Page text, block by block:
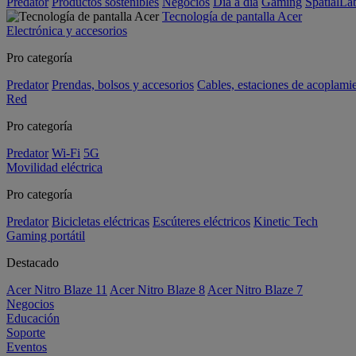
Tecnología de pantalla Acer
Electrónica y accesorios
Pro categoría
Predator Prendas, bolsos y accesorios Cables, estaciones de
Red
Pro categoría
Predator Wi-Fi 5G
Movilidad eléctrica
Pro categoría
Predator Bicicletas eléctricas Escúteres eléctricos Kinetic Tech
Gaming portátil
Destacado
Acer Nitro Blaze 11 Acer Nitro Blaze 8 Acer Nitro Blaze 7
Negocios
Educación
Soporte
Eventos